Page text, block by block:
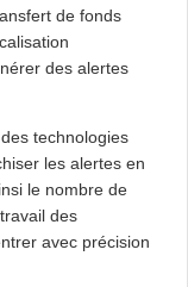
de fonds
des alertes
technologies
les alertes en
le nombre de
des
avec précision